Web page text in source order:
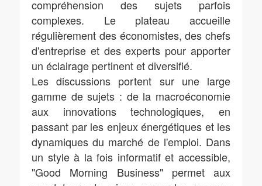
compréhension des sujets parfois
complexes. Le plateau accueille
régulièrement des économistes, des chefs
d'entreprise et des experts pour apporter
un éclairage pertinent et diversifié.
Les discussions portent sur une large
gamme de sujets : de la macroéconomie
aux innovations technologiques, en
passant par les enjeux énergétiques et les
dynamiques du marché de l'emploi. Dans
un style à la fois informatif et accessible,
"Good Morning Business" permet aux